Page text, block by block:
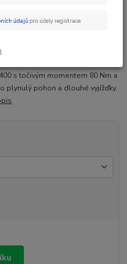
je ideální volbou pro ty, kteří
s točivým momentem 80 Nm a
plynulý pohon a dlouhé vyjížďky
údajů pro účely registrace.